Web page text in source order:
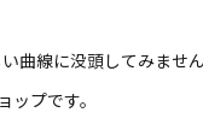
曲線に没頭してみませ
プです。